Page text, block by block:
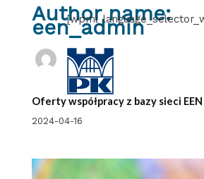
Author name:
een_admin
Oferty współpracy z bazy sieci
2024-04-16